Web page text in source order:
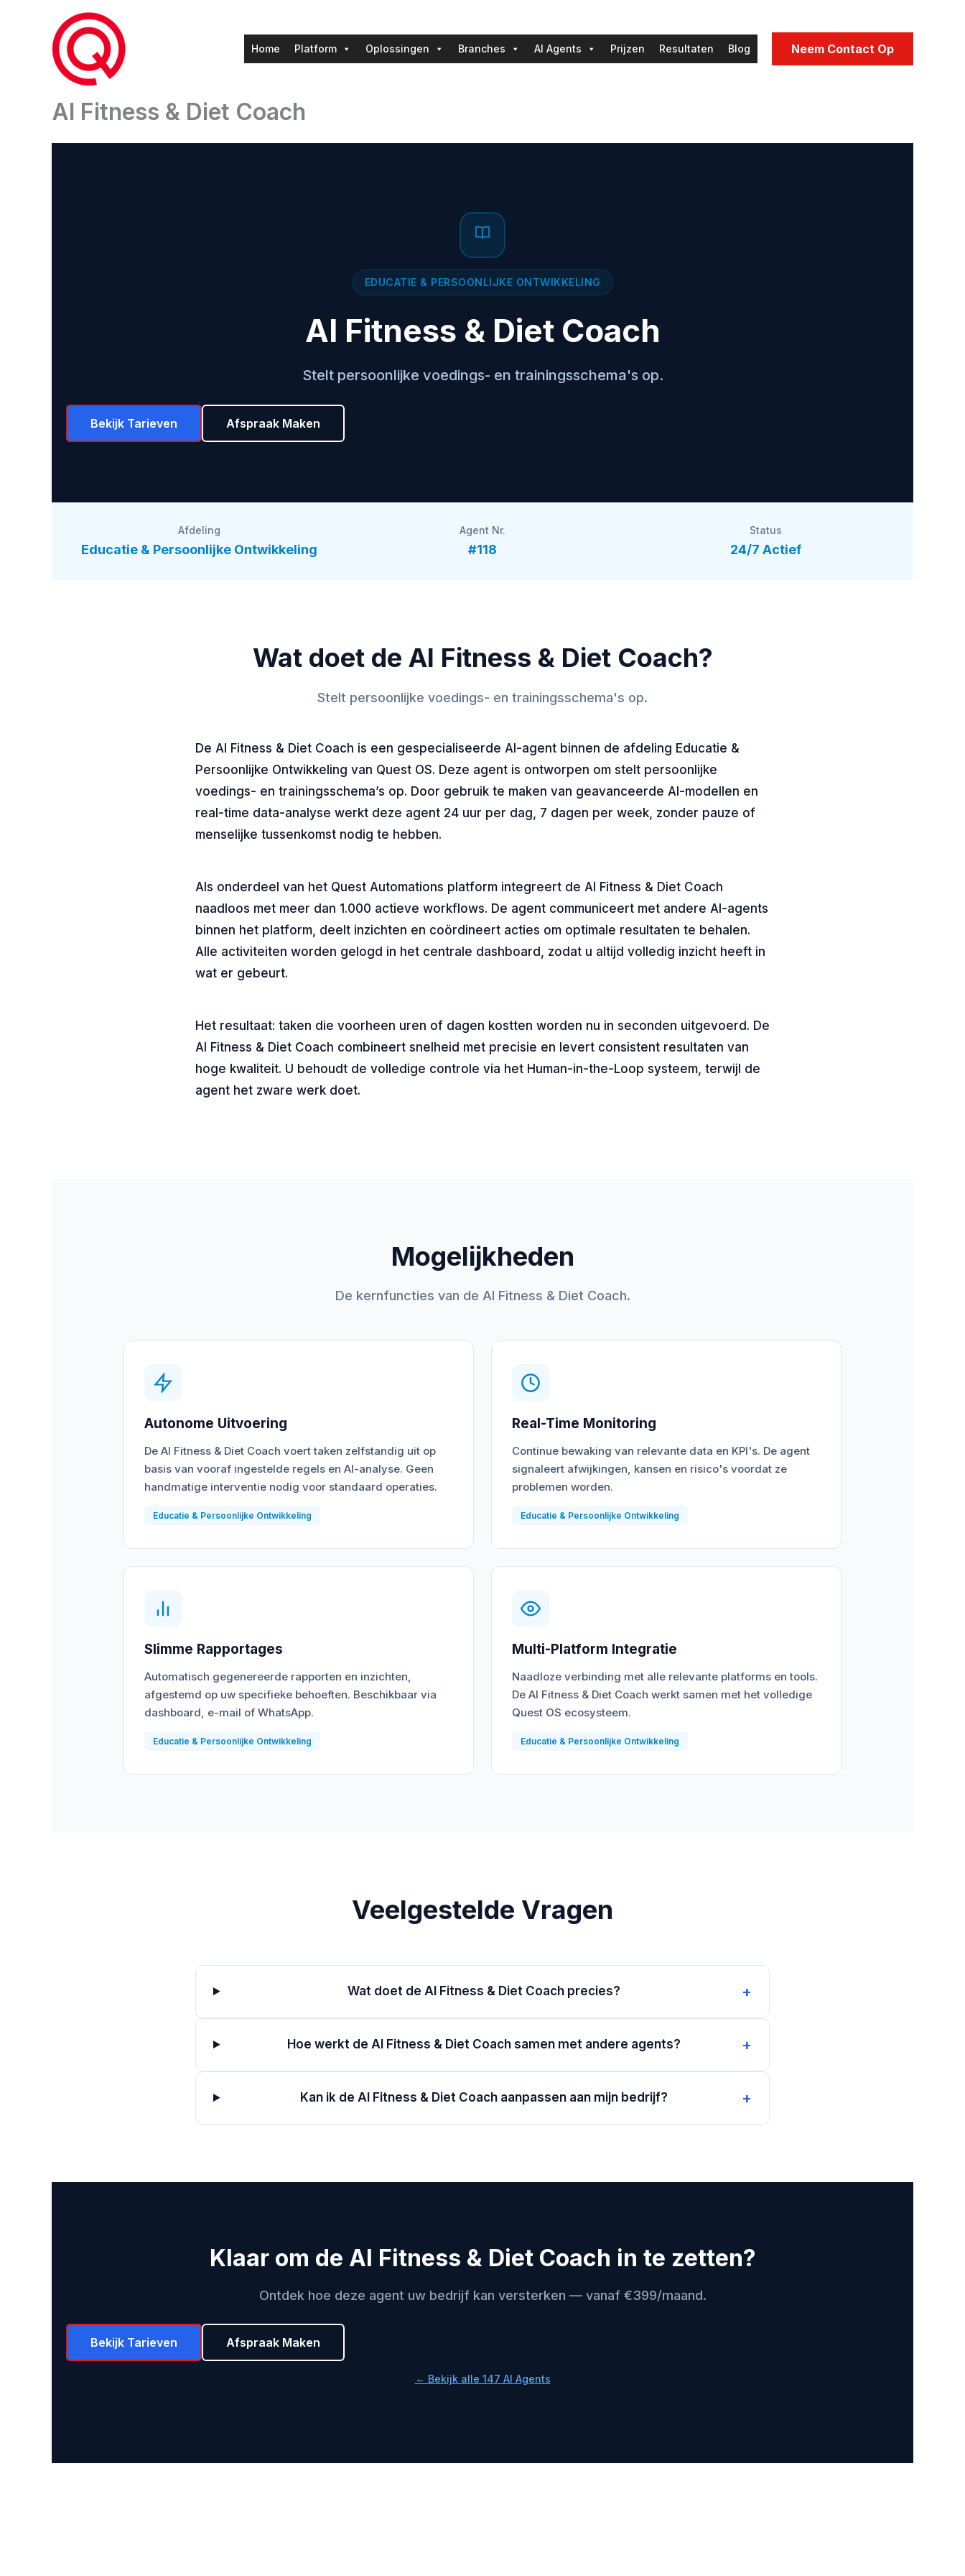
Home Platform Oplossingen Branches AI Agents Prijzen Resultaten Blog Neem Contact Op
AI Fitness & Diet Coach
EDUCATIE & PERSOONLIJKE ONTWIKKELING
AI Fitness & Diet Coach
Stelt persoonlijke voedings- en trainingsschema's op.
Bekijk Tarieven Afspraak Maken
Afdeling
Educatie & Persoonlijke Ontwikkeling
Agent Nr.
#118
Status
24/7 Actief
Wat doet de AI Fitness & Diet Coach?
Stelt persoonlijke voedings- en trainingsschema's op.
De AI Fitness & Diet Coach is een gespecialiseerde AI-agent binnen de afdeling Educatie &
Persoonlijke Ontwikkeling van Quest OS. Deze agent is ontworpen om stelt persoonlijke
voedings- en trainingsschema’s op. Door gebruik te maken van geavanceerde AI-modellen en
real-time data-analyse werkt deze agent 24 uur per dag, 7 dagen per week, zonder pauze of
menselijke tussenkomst nodig te hebben.
Als onderdeel van het Quest Automations platform integreert de AI Fitness & Diet Coach
naadloos met meer dan 1.000 actieve workflows. De agent communiceert met andere AI-agents
binnen het platform, deelt inzichten en coördineert acties om optimale resultaten te behalen.
Alle activiteiten worden gelogd in het centrale dashboard, zodat u altijd volledig inzicht heeft in
wat er gebeurt.
Het resultaat: taken die voorheen uren of dagen kostten worden nu in seconden uitgevoerd. De
AI Fitness & Diet Coach combineert snelheid met precisie en levert consistent resultaten van
hoge kwaliteit. U behoudt de volledige controle via het Human-in-the-Loop systeem, terwijl de
agent het zware werk doet.
Mogelijkheden
De kernfuncties van de AI Fitness & Diet Coach.
Autonome Uitvoering
De AI Fitness & Diet Coach voert taken zelfstandig uit op
basis van vooraf ingestelde regels en AI-analyse. Geen
handmatige interventie nodig voor standaard operaties.
Educatie & Persoonlijke Ontwikkeling
Real-Time Monitoring
Continue bewaking van relevante data en KPI's. De agent
signaleert afwijkingen, kansen en risico's voordat ze
problemen worden.
Educatie & Persoonlijke Ontwikkeling
Slimme Rapportages
Automatisch gegenereerde rapporten en inzichten,
afgestemd op uw specifieke behoeften. Beschikbaar via
dashboard, e-mail of WhatsApp.
Educatie & Persoonlijke Ontwikkeling
Multi-Platform Integratie
Naadloze verbinding met alle relevante platforms en tools.
De AI Fitness & Diet Coach werkt samen met het volledige
Quest OS ecosysteem.
Educatie & Persoonlijke Ontwikkeling
Veelgestelde Vragen
Wat doet de AI Fitness & Diet Coach precies? +
Hoe werkt de AI Fitness & Diet Coach samen met andere agents? +
Kan ik de AI Fitness & Diet Coach aanpassen aan mijn bedrijf? +
Klaar om de AI Fitness & Diet Coach in te zetten?
Ontdek hoe deze agent uw bedrijf kan versterken — vanaf €399/maand.
Bekijk Tarieven Afspraak Maken
← Bekijk alle 147 AI Agents